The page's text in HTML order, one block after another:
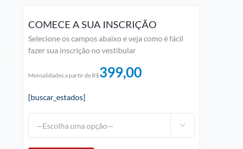
COMECE A SUA INSCRIÇÃO
Selecione os campos abaixo e veja como é fácil
fazer sua inscrição no vestibular
Mensalidades a partir de R$399,00
[buscar_estados]
